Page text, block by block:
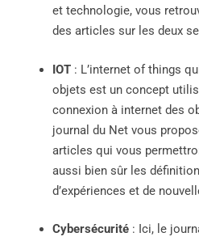
et technologie, vous
des articles sur les deux
IOT : L’internet of things
objets est un concept
connexion à internet des
journal du Net vous
articles qui vous
aussi bien sûr les
d’expériences et de
Cybersécurité : Ici, le